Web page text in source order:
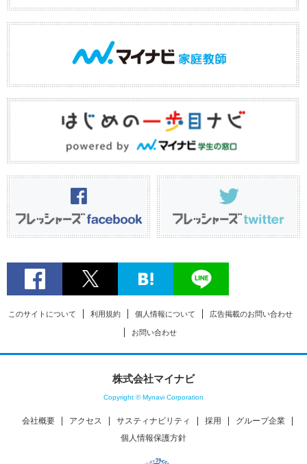
このサイトについて 利用規約 個人情報について 広告掲載のお問い合わせ
お問い合わせ
株式会社マイナビ
Copyright © Mynavi Corporation
会社概要 アクセス サスティナビリティ 採用
グループ企業
個人情報保護方針